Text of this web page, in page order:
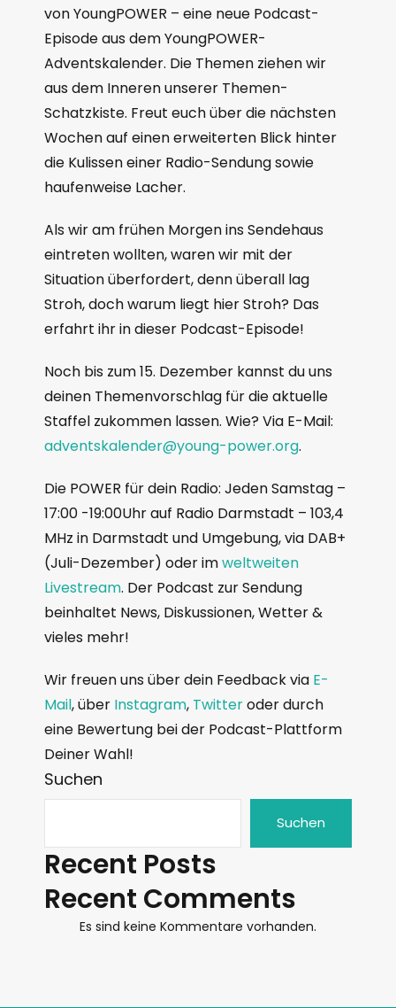
von YoungPOWER – eine neue Podcast-
Episode aus dem YoungPOWER-
Adventskalender. Die Themen ziehen wir
aus dem Inneren unserer Themen-
Schatzkiste. Freut euch über die nächsten
Wochen auf einen erweiterten Blick hinter
die Kulissen einer Radio-Sendung sowie
haufenweise Lacher.
Als wir am frühen Morgen ins Sendehaus
eintreten wollten, waren wir mit der
Situation überfordert, denn überall lag
Stroh, doch warum liegt hier Stroh? Das
erfahrt ihr in dieser Podcast-Episode!
Noch bis zum 15. Dezember kannst du uns
deinen Themenvorschlag für die aktuelle
Staffel zukommen lassen. Wie? Via E-Mail:
adventskalender@young-power.org.
Die POWER für dein Radio: Jeden Samstag –
17:00 -19:00Uhr auf Radio Darmstadt – 103,4
MHz in Darmstadt und Umgebung, via DAB+
(Juli-Dezember) oder imweltweiten
Livestream. Der Podcast zur Sendung
beinhaltet News, Diskussionen, Wetter &
vieles mehr!
Wir freuen uns über dein Feedback via E-
Mail, über Instagram, Twitteroder durch
eine Bewertung bei der Podcast-Plattform
Deiner Wahl!
Suchen
Suchen
Recent Posts
Recent Comments
Es sind keine Kommentare vorhanden.